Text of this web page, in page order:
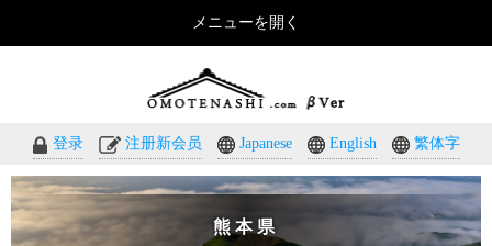
登录 注册新会员 Japanese English 繁体字
熊本県
メニューを開く